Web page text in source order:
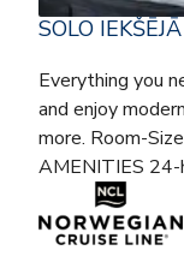
SOLO
Everything you
and enjoy
more. Room-
AMENITIES 24-